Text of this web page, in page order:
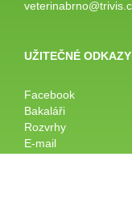
UŽITEČNÉ ODKAZY
Facebook
Bakaláři
Rozvrhy
E-mail